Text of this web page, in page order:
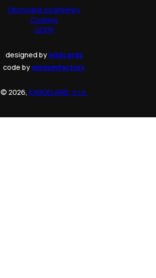
Obchodné podmienky
Cookies
GDPR
designed bywildcards
code bywisdomfactory
© 2026, KANCELARIE, s.r.o.